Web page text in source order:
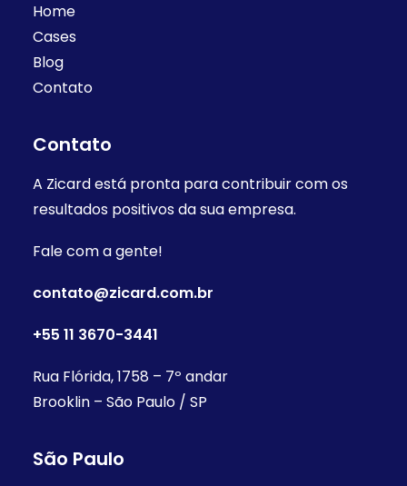
Home
Cases
Blog
Contato
Contato
A Zicard está pronta para contribuir com os
resultados positivos da sua empresa.
Fale com a gente!
contato@zicard.com.br
+55 11 3670-3441
Rua Flórida, 1758 – 7º andar
Brooklin – São Paulo / SP
São Paulo